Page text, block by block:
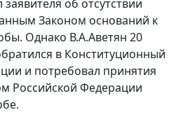
об отсутствии
Законом оснований к
Однако В.А.Аветян 20
в Конституционный
и потребовал принятия
Российской Федерации